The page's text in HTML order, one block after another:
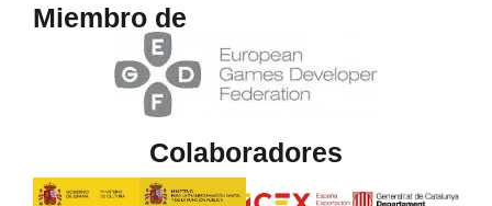
Miembro de
Colaboradores